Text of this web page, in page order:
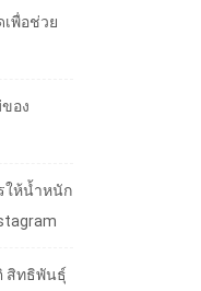
พื่อช่วย
อง
ให้น้ำหนัก
สิทธิพันธุ์